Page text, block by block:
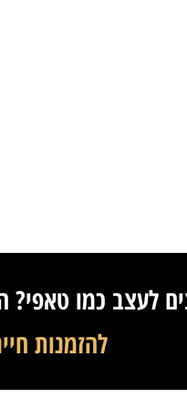
לעצב כמו
להזמנות חייגו: 04-